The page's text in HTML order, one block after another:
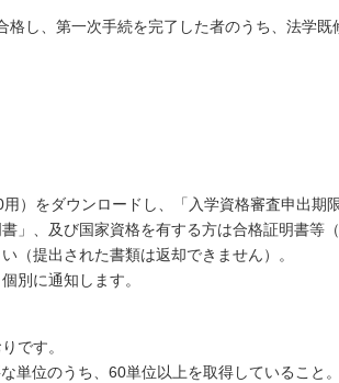
し、第一次手続を完了した者のうち、法学既
）をダウンロードし、「入学資格審査申出期
」、及び国家資格を有する方は合格証明書等
（提出された書類は返却できません）。
別に通知します。
です。
位のうち、60単位以上を取得していること。